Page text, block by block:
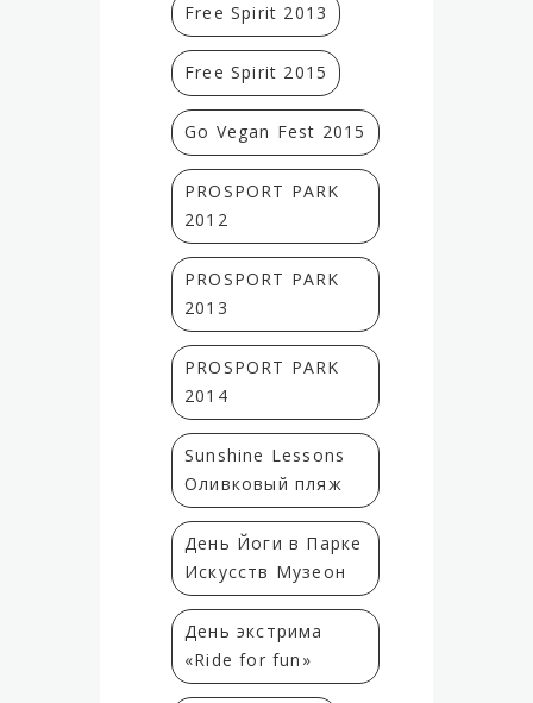
Free Spirit 2013
Free Spirit 2015
Go Vegan Fest 2015
PROSPORT PARK
2012
PROSPORT PARK
2013
PROSPORT PARK
2014
Sunshine Lessons
Оливковый пляж
День Йоги в Парке
Искусств Музеон
День экстрима
«Ride for fun»